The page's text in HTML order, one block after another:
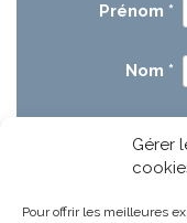
Gérer
Pour offrir les meilleures
Prénom *
Nom *